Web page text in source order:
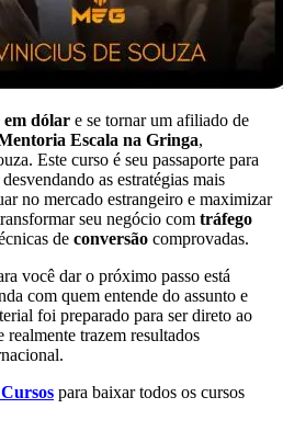
em dólar e se tornar um afiliado de
Escala na Gringa,
Este curso é seu passaporte para
as estratégias mais
no mercado estrangeiro e maximizar
seu negócio com tráfego
de conversão comprovadas.
você dar o próximo passo está
com quem entende do assunto e
foi preparado para ser direto ao
realmente trazem resultados
para baixar todos os cursos